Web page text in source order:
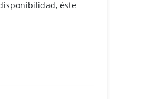
éste